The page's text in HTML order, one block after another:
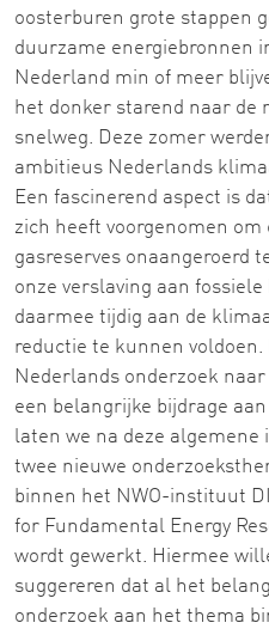
oosterburen grote stappen
duurzame energiebronnen
Nederland min of meer
het donker starend naar de
snelweg. Deze zomer
ambitieus Nederlands
Een fascinerend aspect is
zich heeft voorgenomen
gasreserves onaangeroerd
onze verslaving aan
daarmee tijdig aan de
reductie te kunnen
Nederlands onderzoek
een belangrijke bijdrage
laten we na deze
twee nieuwe
binnen het NWO-instituut
for Fundamental Energy
wordt gewerkt. Hiermee
suggereren dat al het
onderzoek aan het thema